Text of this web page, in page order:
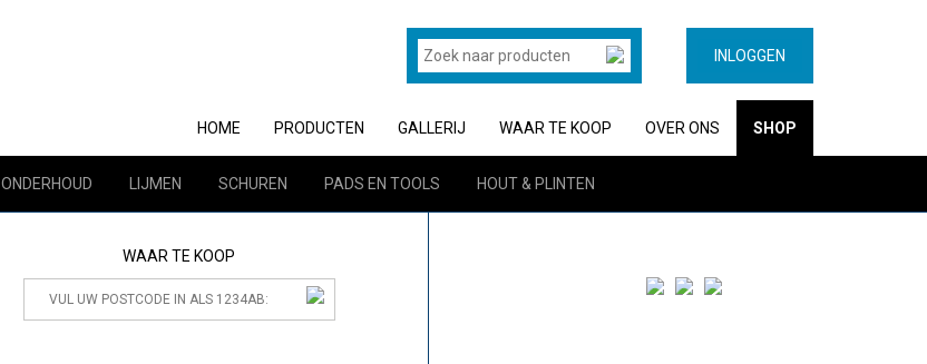
INLOGGEN
HOME PRODUCTEN GALLERIJ WAAR TE KOOP OVER ONS SHOP
ONDERHOUD LIJMEN SCHUREN PADS EN TOOLS HOUT & PLINTEN
WAAR TE KOOP